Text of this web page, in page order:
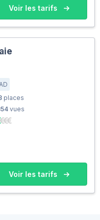
Voir les tarifs
places
vues
Voir les tarifs